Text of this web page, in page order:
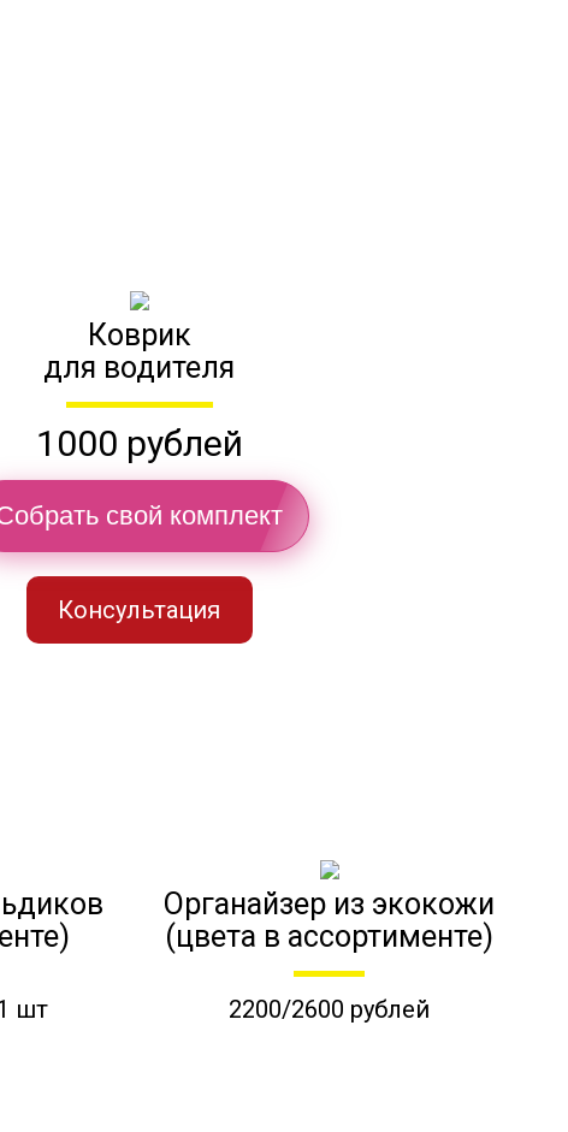
Коврик
для водителя
1000 рублей
свой комплект
Консультация
шт
Органайзер из экокожи
(цвета в ассортименте)
2200/2600 рублей